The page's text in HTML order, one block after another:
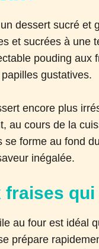
dessert sucré et
et sucrées à une
pouding
gustatives.
encore plus
au cours de la
forme au fond
inégalée.
fraises
au four est idéal
prépare